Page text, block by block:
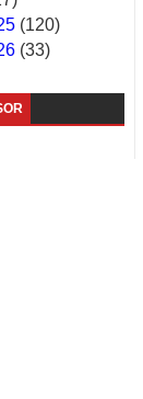
Dannawada
Ahimi Wimai
Obamai Mage
(120)
(33)